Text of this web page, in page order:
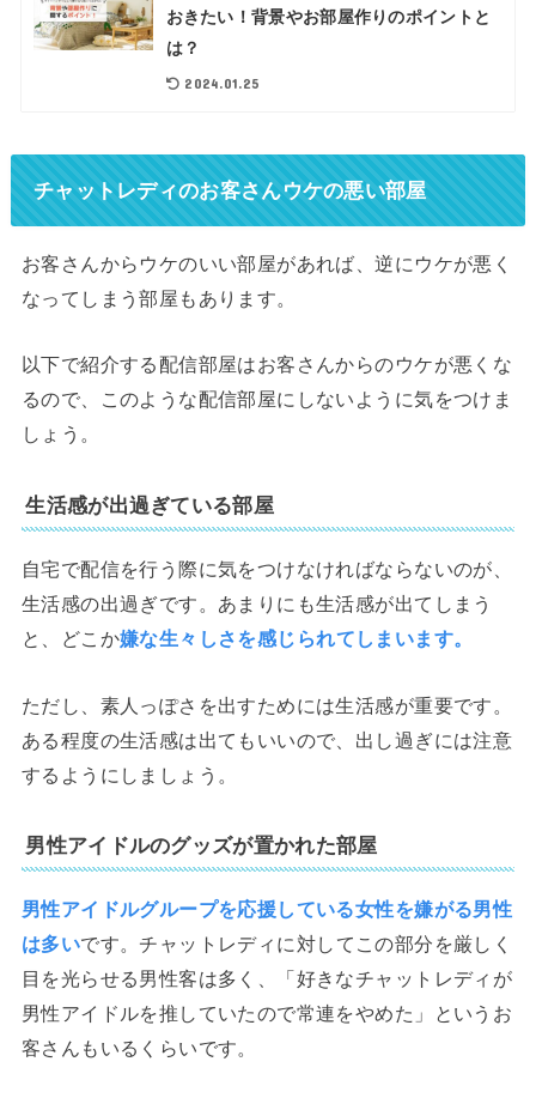
おきたい！背景やお部屋作りのポイントと
は？
2024.01.25
チャットレディのお客さんウケの悪い部屋
お客さんからウケのいい部屋があれば、逆にウケが悪く
なってしまう部屋もあります。
以下で紹介する配信部屋はお客さんからのウケが悪くな
るので、このような配信部屋にしないように気をつけま
しょう。
生活感が出過ぎている部屋
自宅で配信を行う際に気をつけなければならないのが、
生活感の出過ぎです。あまりにも生活感が出てしまう
と、どこか嫌な生々しさを感じられてしまいます。
ただし、素人っぽさを出すためには生活感が重要です。
ある程度の生活感は出てもいいので、出し過ぎには注意
するようにしましょう。
男性アイドルのグッズが置かれた部屋
男性アイドルグループを応援している女性を嫌がる男性
は多いです。チャットレディに対してこの部分を厳しく
目を光らせる男性客は多く、「好きなチャットレディが
男性アイドルを推していたので常連をやめた」というお
客さんもいるくらいです。